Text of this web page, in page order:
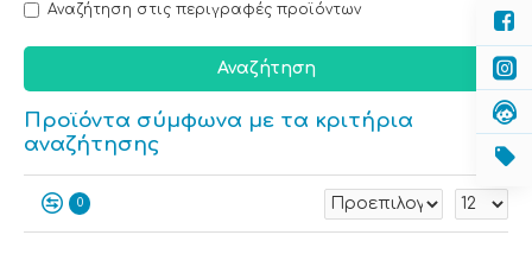
Αναζήτηση στις περιγραφές προϊόντων
Αναζήτηση
Προϊόντα σύμφωνα με τα κριτήρια
αναζήτησης
0